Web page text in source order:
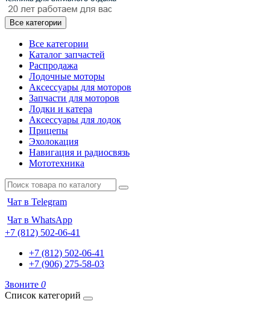
Все категории
Все категории
Каталог запчастей
Распродажа
Лодочные моторы
Аксессуары для моторов
Запчасти для моторов
Лодки и катера
Аксессуары для лодок
Прицепы
Эхолокация
Навигация и радиосвязь
Мототехника
Чат в Telegram
Чат в WhatsApp
+7 (812) 502-06-41
+7 (812) 502-06-41
+7 (906) 275-58-03
Звоните 0
Список категорий